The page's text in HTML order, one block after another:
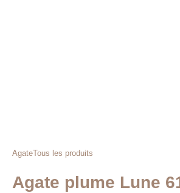
AgateTous les produits
Agate plume Lune